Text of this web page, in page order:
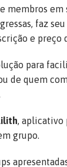
membros em
faz
e preço
para
de quem
, aplicativo
grupo.